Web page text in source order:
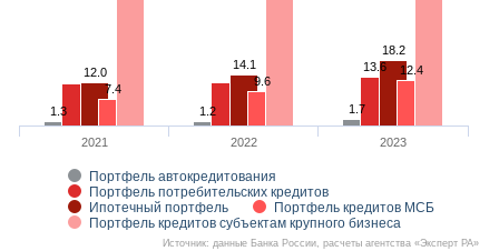
1.3 1.2 1.7
13.6
12.0
14.1
18.2
7.4
9.6
12.4
Портфель автокредитования
Портфель потребительских кредитов
Ипотечный портфель
Портфель кредитов МСБ
Портфель кредитов субъектам крупного бизнеса
2021 2022 2023
Источник: данные Банка России, расчеты агентства «Эксперт РА»